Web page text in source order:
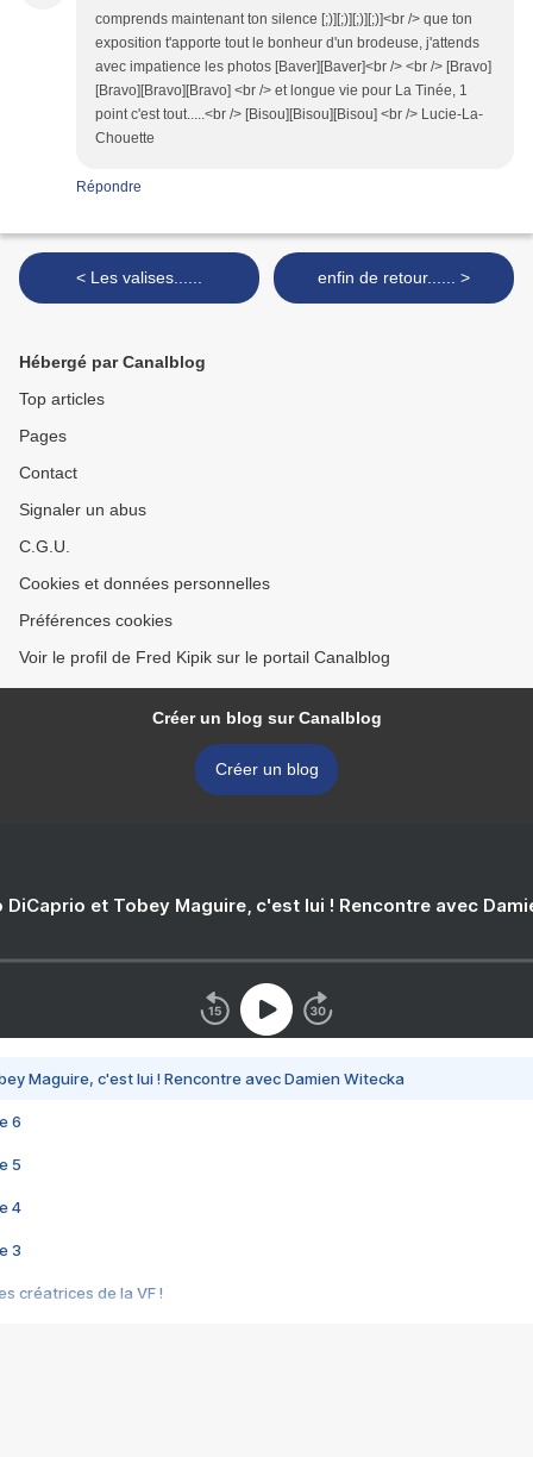
comprends maintenant ton silence [;)][;)][;)][;)]<br /> que ton
exposition t'apporte tout le bonheur d'un brodeuse, j'attends
avec impatience les photos [Baver][Baver]<br /> <br /> [Bravo]
[Bravo][Bravo][Bravo] <br /> et longue vie pour La Tinée, 1
point c'est tout.....<br /> [Bisou][Bisou][Bisou] <br /> Lucie-La-
Chouette
Répondre
< Les valises...... enfin de retour...... >
Hébergé par Canalblog
Top articles
Pages
Contact
Signaler un abus
C.G.U.
Cookies et données personnelles
Préférences cookies
Voir le profil de Fred Kipik sur le portail Canalblog
Créer un blog sur Canalblog
Créer un blog
DiCaprio et Tobey Maguire, c'est lui ! Rencontre avec
Maguire, c'est lui ! Rencontre avec Damien Witecka
6
5
4
3
créatrices de la VF !